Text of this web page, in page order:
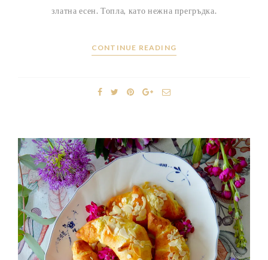
златна есен. Топла, като нежна прегръдка.
CONTINUE READING